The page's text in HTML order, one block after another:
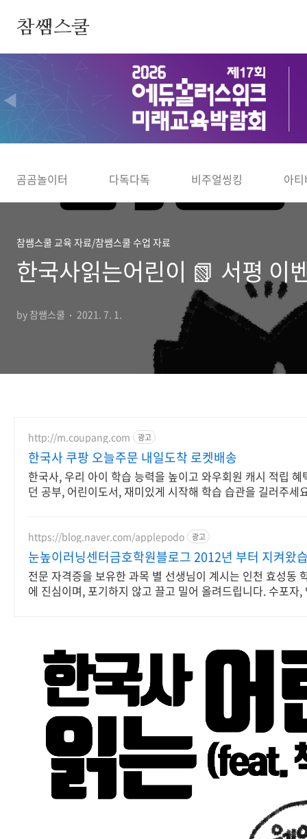
참쌤스쿨
◀
곰곰놀이터 다독다독 비주얼씽킹 아
참쌤스쿨 교육 자료/참쌤스쿨 수업 자료
한국사읽는어린이 📗 서평 이
by 참쌤스쿨 2021. 7. 1.
http://m.coupang.com 광고
한국사 쿠팡 오늘주문 내일도착 로켓배송
한국사, 우리 아이 학습 능력을 높이고 와우회원 캐시 적립
던 공부, 어린이도서, 재미있게 시작해 학습 습관을 길러주세
https://blog.naver.com/applepodo 광고
눈높이러닝센터금호학원블로그 2012년 부터 지켜왔
전문 자격증을 보유한 과목 별 선생님이 계시는 인천 효성동
에 진심이며, 포기하지 않고 끌고 밀어 올려드립니다. 수포자,